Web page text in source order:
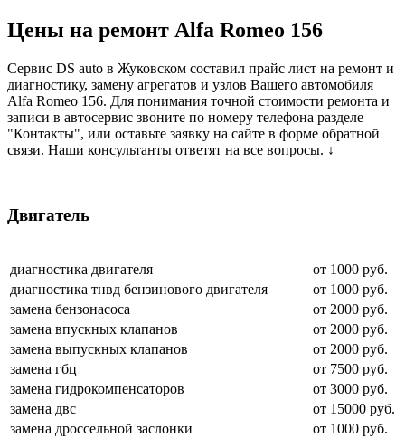
Цены на ремонт Alfa Romeo 156
Сервис DS auto в Жуковском составил прайс лист на ремонт и
диагностику, замену агрегатов и узлов Вашего автомобиля
Alfa Romeo 156. Для понимания точной стоимости ремонта и
записи в автосервис звоните по номеру телефона разделе
"Контакты", или оставьте заявку на сайте в форме обратной
связи. Наши консультанты ответят на все вопросы. ↓
Двигатель
диагностика двигателя
от 1000 руб.
диагностика тнвд бензинового двигателя
от 1000 руб.
замена бензонасоса
от 2000 руб.
замена впускных клапанов
от 2000 руб.
замена выпускных клапанов
от 2000 руб.
замена гбц
от 7500 руб.
замена гидрокомпенсаторов
от 3000 руб.
замена двс
от 15000 руб.
замена дроссельной заслонки
от 1000 руб.